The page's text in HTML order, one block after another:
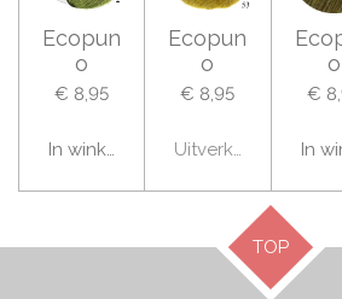
Ecopun
o
€ 8,95
In winkelwagen
Ecopun
o
€ 8,95
Uitverkocht
o
€
In
TOP